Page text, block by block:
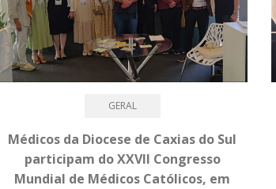
GERAL
Médicos da Diocese de Caxias do Sul
participam do XXVII Congresso
Mundial de Médicos Católicos, em